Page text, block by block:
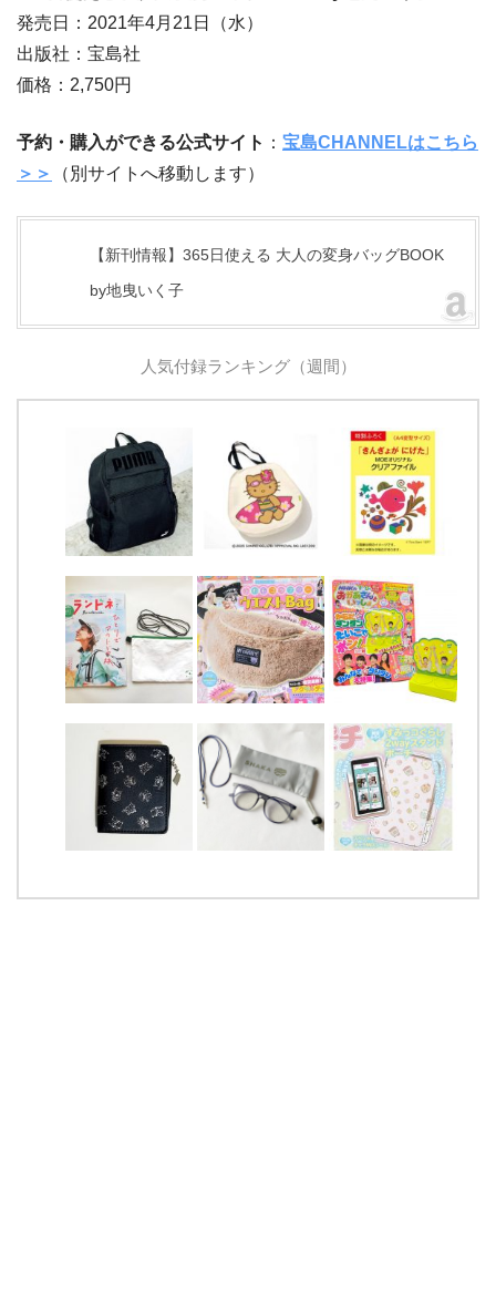
発売日：2021年4月21日（水）
出版社：宝島社
価格：2,750円
予約・購入ができる公式サイト ： 宝島CHANNELはこちら
＞＞
（別サイトへ移動します）
【新刊情報】365日使える 大人の変身バッグBOOK
by地曳いく子
人気付録ランキング（週間）